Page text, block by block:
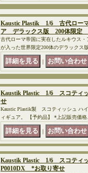
Kaustic Plastik 1/6 古代ロー
ア デラックス版 200体限定
古代ローマ帝国に実在したルキウス
が入った世界限定200体のデラックス
｜
Kaustik Plastic 1/6 スコティ
せ
Kaustic Plastik製 スコティッシュ ハ
ィギュア。 【予約品】 *上記販売価格
｜
Kaustik Plastic 1/6 スコティ
P0010DX *お取り寄せ